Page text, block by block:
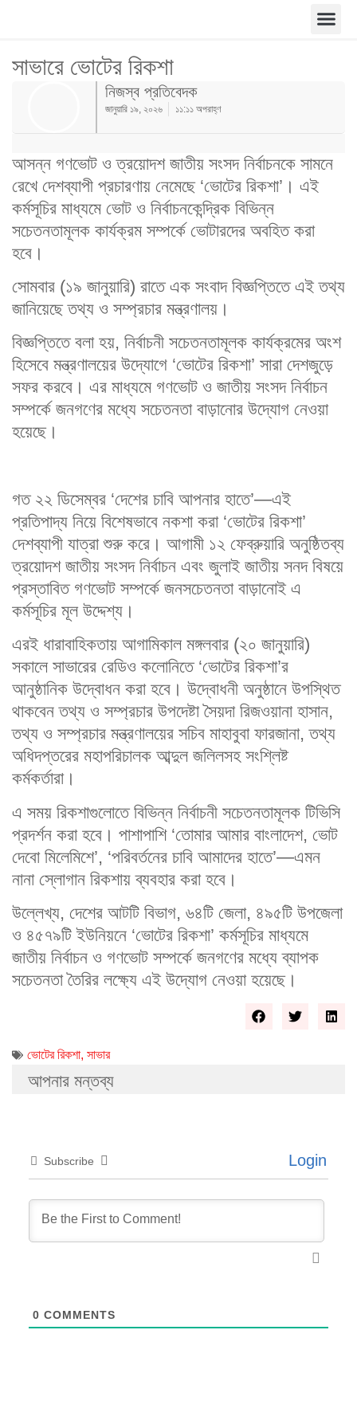
সাভারে ভোটের রিকশা
নিজস্ব প্রতিবেদক
জানুয়ারি ১৯, ২০২৬ ১১:১১ অপরাহ্ণ
আসন্ন গণভোট ও ত্রয়োদশ জাতীয় সংসদ নির্বাচনকে সামনে
রেখে দেশব্যাপী প্রচারণায় নেমেছে ‘ভোটের রিকশা’। এই
কর্মসূচির মাধ্যমে ভোট ও নির্বাচনকেন্দ্রিক বিভিন্ন
সচেতনতামূলক কার্যক্রম সম্পর্কে ভোটারদের অবহিত করা
হবে।
সোমবার (১৯ জানুয়ারি) রাতে এক সংবাদ বিজ্ঞপ্তিতে এই তথ্য
জানিয়েছে তথ্য ও সম্প্রচার মন্ত্রণালয়।
বিজ্ঞপ্তিতে বলা হয়, নির্বাচনী সচেতনতামূলক কার্যক্রমের অংশ
হিসেবে মন্ত্রণালয়ের উদ্যোগে ‘ভোটের রিকশা’ সারা দেশজুড়ে
সফর করবে। এর মাধ্যমে গণভোট ও জাতীয় সংসদ নির্বাচন
সম্পর্কে জনগণের মধ্যে সচেতনতা বাড়ানোর উদ্যোগ নেওয়া
হয়েছে।
গত ২২ ডিসেম্বর ‘দেশের চাবি আপনার হাতে’—এই
প্রতিপাদ্য নিয়ে বিশেষভাবে নকশা করা ‘ভোটের রিকশা’
দেশব্যাপী যাত্রা শুরু করে। আগামী ১২ ফেব্রুয়ারি অনুষ্ঠিতব্য
ত্রয়োদশ জাতীয় সংসদ নির্বাচন এবং জুলাই জাতীয় সনদ বিষয়ে
প্রস্তাবিত গণভোট সম্পর্কে জনসচেতনতা বাড়ানোই এ
কর্মসূচির মূল উদ্দেশ্য।
এরই ধারাবাহিকতায় আগামিকাল মঙ্গলবার (২০ জানুয়ারি)
সকালে সাভারের রেডিও কলোনিতে ‘ভোটের রিকশা’র
আনুষ্ঠানিক উদ্বোধন করা হবে। উদ্বোধনী অনুষ্ঠানে উপস্থিত
থাকবেন তথ্য ও সম্প্রচার উপদেষ্টা সৈয়দা রিজওয়ানা হাসান,
তথ্য ও সম্প্রচার মন্ত্রণালয়ের সচিব মাহাবুবা ফারজানা, তথ্য
অধিদপ্তরের মহাপরিচালক আব্দুল জলিলসহ সংশ্লিষ্ট
কর্মকর্তারা।
এ সময় রিকশাগুলোতে বিভিন্ন নির্বাচনী সচেতনতামূলক টিভিসি
প্রদর্শন করা হবে। পাশাপাশি ‘তোমার আমার বাংলাদেশ, ভোট
দেবো মিলেমিশে’, ‘পরিবর্তনের চাবি আমাদের হাতে’—এমন
নানা স্লোগান রিকশায় ব্যবহার করা হবে।
উল্লেখ্য, দেশের আটটি বিভাগ, ৬৪টি জেলা, ৪৯৫টি উপজেলা
ও ৪৫৭৯টি ইউনিয়নে ‘ভোটের রিকশা’ কর্মসূচির মাধ্যমে
জাতীয় নির্বাচন ও গণভোট সম্পর্কে জনগণের মধ্যে ব্যাপক
সচেতনতা তৈরির লক্ষ্যে এই উদ্যোগ নেওয়া হয়েছে।
ভোটের রিকশা, সাভার
আপনার মন্তব্য
Subscribe Login
0 COMMENTS